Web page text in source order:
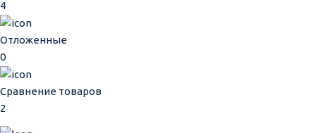
4
Отложенные
0
Сравнение товаров
2